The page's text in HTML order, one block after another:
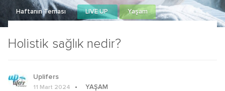
Holistik sağlık nedir?
Haftanın Teması LIVE UP Yaşam
Uplifers
11 Mart 2024 YAŞAM